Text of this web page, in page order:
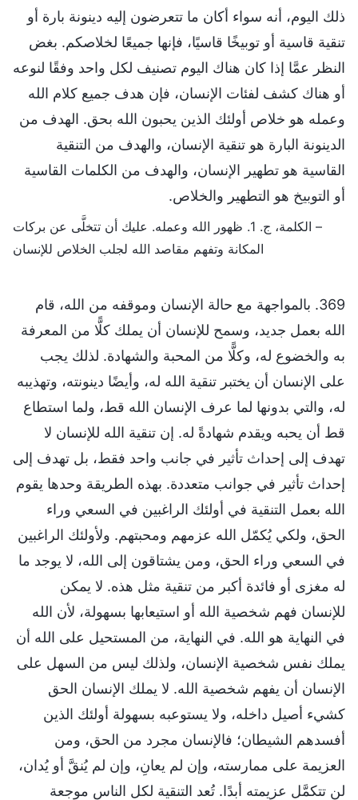
ذلك اليوم، أنه سواء أكان ما تتعرضون إليه دينونة بارة أو
تنقية قاسية أو توبيخًا قاسيًا، فإنها جميعًا لخلاصكم. بغض
النظر عمَّا إذا كان هناك اليوم تصنيف لكل واحد وفقًا لنوعه
أو هناك كشف لفئات الإنسان، فإن هدف جميع كلام الله
وعمله هو خلاص أولئك الذين يحبون الله بحق. الهدف من
الدينونة البارة هو تنقية الإنسان، والهدف من التنقية
القاسية هو تطهير الإنسان، والهدف من الكلمات القاسية
أو التوبيخ هو التطهير والخلاص.
– الكلمة، ج. 1. ظهور الله وعمله. عليك أن تتخلَّى عن بركات
المكانة وتفهم مقاصد الله لجلب الخلاص للإنسان
369. بالمواجهة مع حالة الإنسان وموقفه من الله، قام
الله بعمل جديد، وسمح للإنسان أن يملك كلًّا من المعرفة
به والخضوع له، وكلًّا من المحبة والشهادة. لذلك يجب
على الإنسان أن يختبر تنقية الله له، وأيضًا دينونته، وتهذيبه
له، والتي بدونها لما عرف الإنسان الله قط، ولما استطاع
قط أن يحبه ويقدم شهادةً له. إن تنقية الله للإنسان لا
تهدف إلى إحداث تأثير في جانب واحد فقط، بل تهدف إلى
إحداث تأثير في جوانب متعددة. بهذه الطريقة وحدها يقوم
الله بعمل التنقية في أولئك الراغبين في السعي وراء
الحق، ولكي يُكمّل الله عزمهم ومحبتهم. ولأولئك الراغبين
في السعي وراء الحق، ومن يشتاقون إلى الله، لا يوجد ما
له مغزى أو فائدة أكبر من تنقية مثل هذه. لا يمكن
للإنسان فهم شخصية الله أو استيعابها بسهولة، لأن الله
في النهاية هو الله. في النهاية، من المستحيل على الله أن
يملك نفس شخصية الإنسان، ولذلك ليس من السهل على
الإنسان أن يفهم شخصية الله. لا يملك الإنسان الحق
كشيء أصيل داخله، ولا يستوعبه بسهولة أولئك الذين
أفسدهم الشيطان؛ فالإنسان مجرد من الحق، ومن
العزيمة على ممارسته، وإن لم يعانِ، وإن لم يُنقَّ أو يُدان،
لن تتكمَّل عزيمته أبدًا. تُعد التنقية لكل الناس موجعة